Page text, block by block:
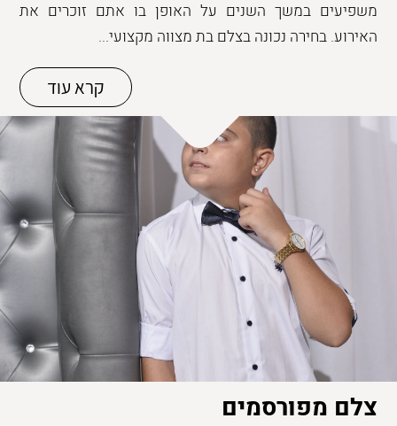
משפיעים במשך השנים על האופן בו אתם זוכרים את
האירוע. בחירה נכונה בצלם בת מצווה מקצועי...
קרא עוד
צלם מפורסמים